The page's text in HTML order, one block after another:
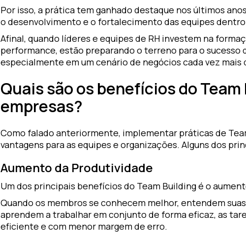
Por isso, a prática tem ganhado destaque nos últimos
o desenvolvimento e o fortalecimento das equipes
Afinal, quando líderes e equipes de RH investem na
performance, estão preparando o terreno para o sucesso
especialmente em um cenário de negócios cada vez mais
Quais são os benefícios do
empresas?
Como falado anteriormente, implementar práticas de
vantagens para as equipes e organizações. Alguns dos
Aumento da Produtividade
Um dos principais benefícios do Team Building é o
Quando os membros se conhecem melhor, entendem
aprendem a trabalhar em conjunto de forma eficaz, as
eficiente e com menor margem de erro.